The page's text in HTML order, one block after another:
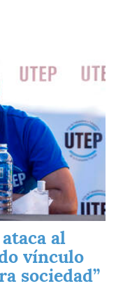
al
vínculo
sociedad”